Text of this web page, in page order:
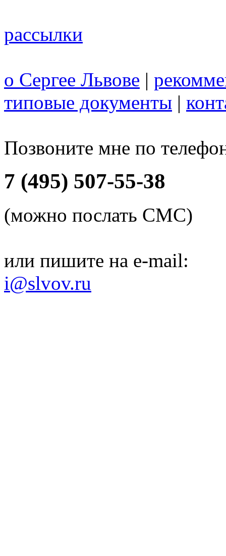
рассылки
о Сергее Львове |
типовые документы |
Позвоните мне по
7 (495) 507-55-38
(можно послать СМС)
или пишите на e-mail:
i@slvov.ru